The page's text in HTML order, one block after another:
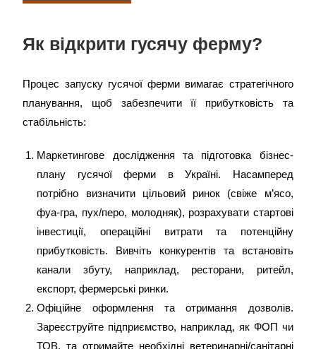
Як відкрити гусячу ферму?
Процес запуску гусячої ферми вимагає стратегічного
планування, щоб забезпечити її прибутковість та
стабільність:
Маркетингове дослідження та підготовка бізнес-
плану гусячої ферми в Україні. Насамперед
потрібно визначити цільовий ринок (свіже м’ясо,
фуа-гра, пух/перо, молодняк), розрахувати стартові
інвестиції, операційні витрати та потенційну
прибутковість. Вивчіть конкурентів та встановіть
канали збуту, наприклад, ресторани, ритейл,
експорт, фермерські ринки.
Офіційне оформлення та отримання дозволів.
Зареєструйте підприємство, наприклад, як ФОП чи
ТОВ, та отримайте необхідні ветеринарні/санітарні